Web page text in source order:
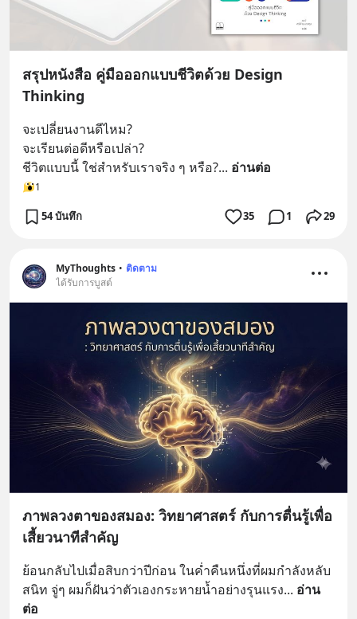
สรุปหนังสือ คู่มือออกแบบชีวิตด้วย Design
Thinking
จะเปลี่ยนงานดีไหม?
จะเรียนต่อดีหรือเปล่า?
ชีวิตแบบนี้ ใช่สำหรับเราจริง ๆ หรือ?... อ่านต่อ
1
54 บันทึก 35 1 29
MyThoughts • ติดตาม
ได้รับการบูสต์
ภาพลวงตาของสมอง: วิทยาศาสตร์ กับการตื่นรู้เพื่อ
เสี้ยวนาทีสำคัญ
ย้อนกลับไปเมื่อสิบกว่าปีก่อน ในค่ำคืนหนึ่งที่ผมกำลังหลับ
สนิท จู่ๆ ผมก็ฝันว่าตัวเองกระหายน้ำอย่างรุนแรง... อ่าน
ต่อ